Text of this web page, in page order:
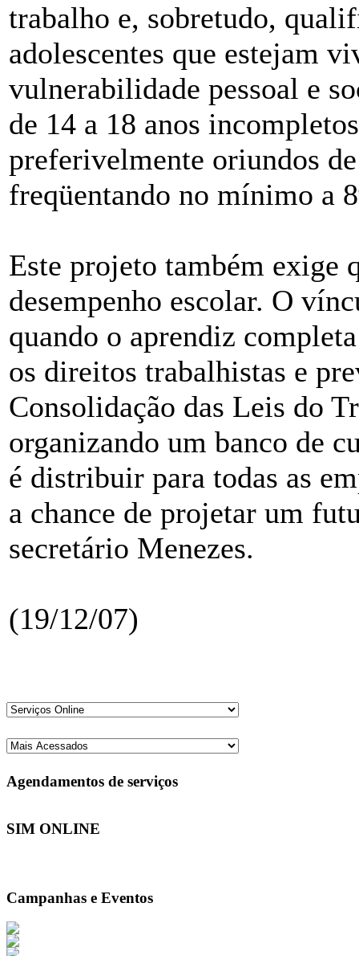
trabalho e, sobretudo,
adolescentes que estejam
vulnerabilidade pessoal e
de 14 a 18 anos
preferivelmente oriundos
freqüentando no mínimo a
Este projeto também exige
desempenho escolar. O
quando o aprendiz
os direitos trabalhistas e
Consolidação das Leis do
organizando um banco de
é distribuir para todas as
a chance de projetar um
secretário Menezes.
(19/12/07)
Agendamentos de serviços
SIM ONLINE
Campanhas e Eventos